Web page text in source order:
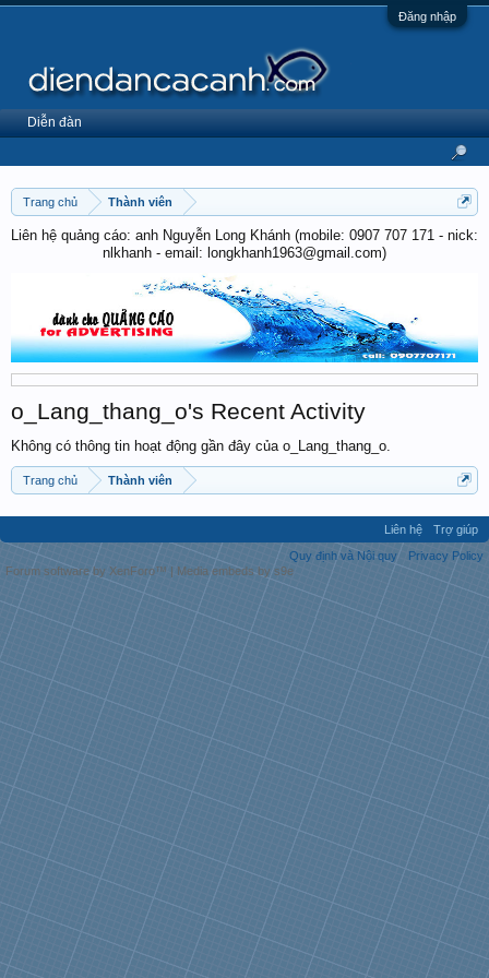
Đăng nhập
Trang chủ Thành viên
Liên hệ quảng cáo: anh Nguyễn Long Khánh (mobile: 0907 707 171 - nick:
nlkhanh - email: longkhanh1963@gmail.com)
o_Lang_thang_o's Recent Activity
Không có thông tin hoạt động gần đây của o_Lang_thang_o.
Trang chủ Thành viên
Diễn đàn
Liên hệ
Trợ giúp
Quy định và Nội quy
Privacy Policy
Forum software by XenForo™ | Media embeds by s9e